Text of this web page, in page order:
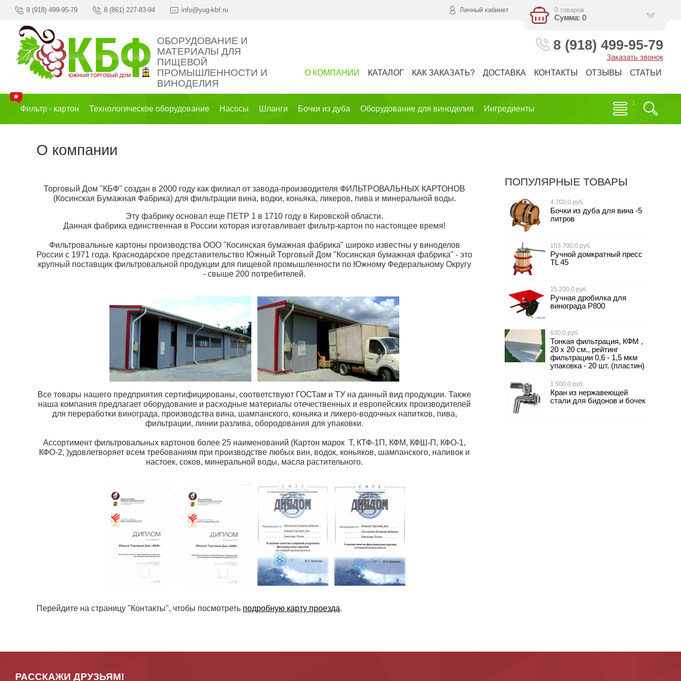
8 (918) 499-95-79 8 (861) 227-83-94 info@yug-kbf.ru Личный кабинет 0 товаров
Сумма: 0
ОБОРУДОВАНИЕ И
МАТЕРИАЛЫ ДЛЯ
ПИЩЕВОЙ
ПРОМЫШЛЕННОСТИ И
ВИНОДЕЛИЯ
8 (918) 499-95-79
Заказать звонок
О КОМПАНИИ КАТАЛОГ КАК ЗАКАЗАТЬ? ДОСТАВКА КОНТАКТЫ ОТЗЫВЫ СТАТЬИ
Фильтр - картон Технологическое оборудование Насосы Шланги Бочки из дуба Оборудование для виноделия Ингредиенты
О компании
Торговый Дом "КБФ" создан в 2000 году как филиал от завода-производителя ФИЛЬТРОВАЛЬНЫХ КАРТОНОВ
(Косинская Бумажная Фабрика) для фильтрации вина, водки, коньяка, ликеров, пива и минеральной воды.
Эту фабрику основал еще ПЕТР 1 в 1710 году в Кировской области.
Данная фабрика единственная в России которая изготавливает фильтр-картон по настоящее время!
Фильтровальные картоны производства ООО "Косинская бумажная фабрика" широко известны у виноделов
России с 1971 года. Краснодарское представительство Южный Торговый Дом "Косинская бумажная фабрика" - это
крупный поставщик фильтровальной продукции для пищевой промышленности по Южному Федеральному Округу
- свыше 200 потребителей.
Все товары нашего предприятия сертифицированы, соответствуют ГОСТам и ТУ на данный вид продукции. Также
наша компания предлагает оборудование и расходные материалы отечественных и европейских производителей
для переработки винограда, производства вина, шампанского, коньяка и ликеро-водочных напитков, пива,
фильтрации, линии разлива, обородования для упаковки.
Ассортимент фильтровальных картонов более 25 наименований (Картон марок Т, КТФ-1П, КФМ, КФШ-П, КФО-1,
КФО-2, )удовлетворяет всем требованиям при производстве любых вин, водок, коньяков, шампанского, наливок и
настоек, соков, минеральной воды, масла растительного.
Перейдите на страницу "Контакты", чтобы посмотреть подробную карту проезда.
ПОПУЛЯРНЫЕ ТОВАРЫ
4 700,0 руб.
Бочки из дуба для вина -5
литров
103 700,0 руб.
Ручной домкратный пресс
TL 45
15 200,0 руб.
Ручная дробилка для
винограда Р800
630,0 руб.
Тонкая фильтрация, КФМ ,
20 х 20 см., рейтинг
фильтрации 0,6 - 1,5 мкм
упаковка - 20 шт. (пластин)
1 500,0 руб.
Кран из нержавеющей
стали для бидонов и бочек
РАССКАЖИ ДРУЗЬЯМ!